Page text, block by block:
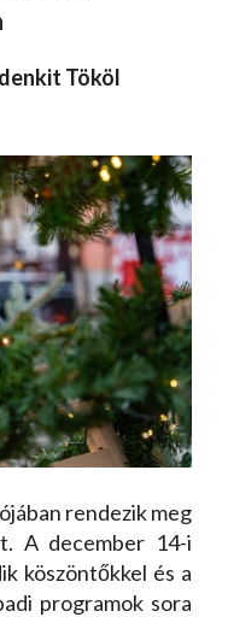
Tököl
rendezik meg
A december 14-i
köszöntőkkel és a
programok sora